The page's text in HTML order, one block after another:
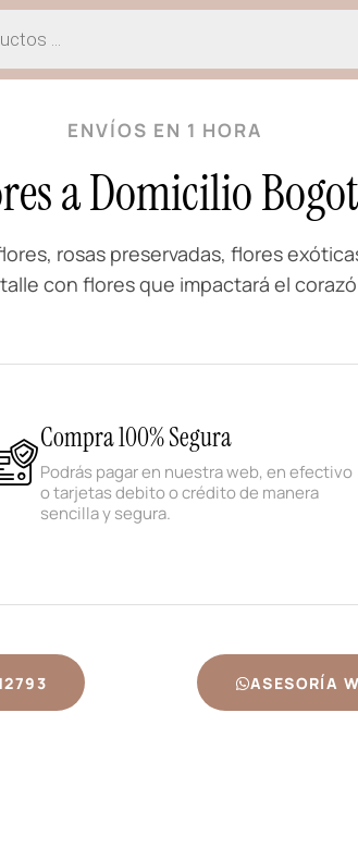
a Domicilio
ENVÍOS EN 1 HORA
rosas preservadas, flores
con flores que impactará el
Compra 100% Segura
Podrás pagar en nuestra web, en efectivo
o tarjetas debito o crédito de manera
sencilla y segura.
ASESORÍA